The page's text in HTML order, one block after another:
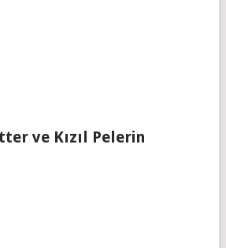
ve Kızıl Pelerin